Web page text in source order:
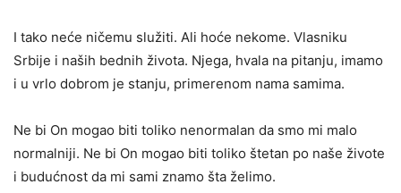
I tako neće ničemu služiti. Ali hoće nekome. Vlasniku
Srbije i naših bednih života. Njega, hvala na pitanju, imamo
i u vrlo dobrom je stanju, primerenom nama samima.
Ne bi On mogao biti toliko nenormalan da smo mi malo
normalniji. Ne bi On mogao biti toliko štetan po naše živote
i budućnost da mi sami znamo šta želimo.